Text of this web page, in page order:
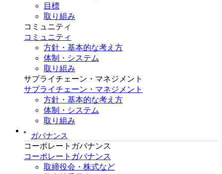
目標
取り組み
コミュニティ
コミュニティ
方針・基本的な考え方
体制・システム
取り組み
サプライチェーン・マネジメント
サプライチェーン・マネジメント
方針・基本的な考え方
体制・システム
取り組み
ガバナンス
コーポレートガバナンス
コーポレートガバナンス
取締役会・株式など